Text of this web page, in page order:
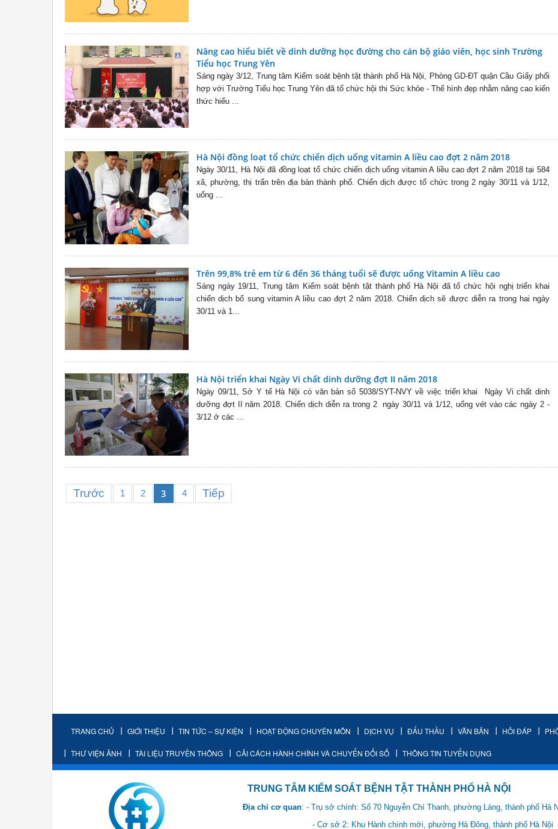
Nâng cao hiểu biết về dinh dưỡng học đường cho cán bộ giáo viên, học sinh Trường
Tiểu học Trung Yên
Sáng ngày 3/12, Trung tâm Kiểm soát bệnh tật thành phố Hà Nội, Phòng GD-ĐT quận Cầu Giấy phối
hợp với Trường Tiểu học Trung Yên đã tổ chức hội thi Sức khỏe - Thể hình đẹp nhằm nâng cao kiến
thức hiểu ...
Hà Nội đồng loạt tổ chức chiến dịch uống vitamin A liều cao đợt 2 năm 2018
Ngày 30/11, Hà Nội đã đồng loạt tổ chức chiến dịch uống vitamin A liều cao đợt 2 năm 2018 tại 584
xã, phường, thị trấn trên địa bàn thành phố. Chiến dịch được tổ chức trong 2 ngày 30/11 và 1/12,
uống ...
Trên 99,8% trẻ em từ 6 đến 36 tháng tuổi sẽ được uống Vitamin A liều cao
Sáng ngày 19/11, Trung tâm Kiểm soát bệnh tật thành phố Hà Nội đã tổ chức hội nghị triển khai
chiến dịch bổ sung vitamin A liều cao đợt 2 năm 2018. Chiến dịch sẽ được diễn ra trong hai ngày
30/11 và 1...
Hà Nội triển khai Ngày Vi chất dinh dưỡng đợt II năm 2018
Ngày 09/11, Sở Y tế Hà Nội có văn bản số 5038/SYT-NVY về việc triển khai Ngày Vi chất dinh
dưỡng đợt II năm 2018. Chiến dịch diễn ra trong 2 ngày 30/11 và 1/12, uống vét vào các ngày 2 -
3/12 ở các ...
Trước 1 2 3 4 Tiếp
TRANG CHỦ GIỚI THIỆU TIN TỨC – SỰ KIỆN HOẠT ĐỘNG CHUYÊN MÔN DỊCH VỤ ĐẤU THẦU VĂN BẢN HỎI ĐÁP
THƯ VIỆN ẢNH TÀI LIỆU TRUYỀN THÔNG CẢI CÁCH HÀNH CHÍNH VÀ CHUYỂN ĐỔI SỐ THÔNG TIN TUYỂN DỤNG
TRUNG TÂM KIỂM SOÁT BỆNH TẬT THÀNH PHỐ HÀ NỘI
Địa chỉ cơ quan: - Trụ sở chính: Số 70 Nguyễn Chí Thanh, phường Láng, thành phố Hà
- Cơ sở 2: Khu Hành chính mới, phường Hà Đông, thành phố Hà Nội